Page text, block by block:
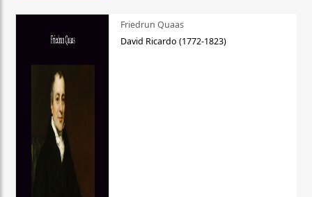
Friedrun Quaas
David Ricardo (1772-1823)